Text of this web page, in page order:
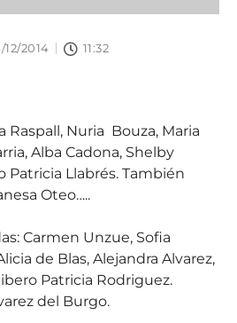
12/2014 11:32
Raspall, Nuria Bouza, Maria
Alba Cadona, Shelby
Patricia Llabrés. También
Oteo…..
Carmen Unzue, Sofia
de Blas, Alejandra Alvarez,
Patricia Rodriguez.
del Burgo.